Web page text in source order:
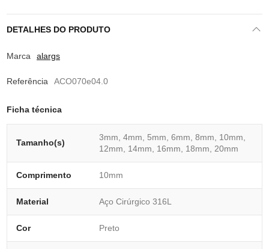
DETALHES DO PRODUTO
Marca alargs
Referência ACO070e04.0
Ficha técnica
Tamanho(s)
3mm, 4mm, 5mm, 6mm, 8mm, 10mm,
12mm, 14mm, 16mm, 18mm, 20mm
Comprimento 10mm
Material Aço Cirúrgico 316L
Cor Preto